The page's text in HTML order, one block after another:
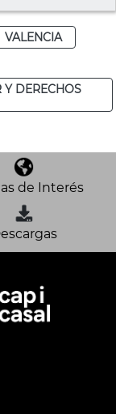
VALENCIA
DERECHOS
de Interés